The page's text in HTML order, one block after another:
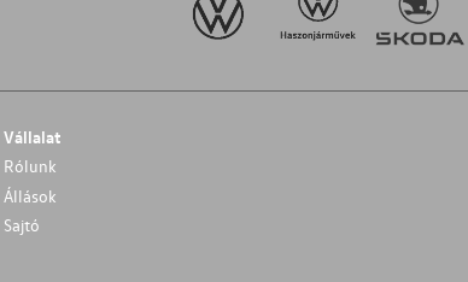
Vállalat
Rólunk
Állások
Sajtó